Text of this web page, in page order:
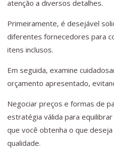
atenção a diversos detalhes.
Primeiramente, é desejável
diferentes fornecedores para
itens inclusos.
Em seguida, examine
orçamento apresentado,
Negociar preços e formas de
estratégia válida para
que você obtenha o que
qualidade.